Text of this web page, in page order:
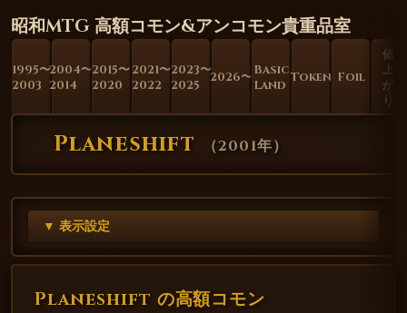
昭和MTG 高額コモン&アンコモン貴重品室
1995〜
2003
2004〜
2014
2015〜
2020
2021〜
2022
2023〜
2025
2026〜 Basic
Land Token Foil
値
上
が
り
Planeshift （2001年）
▼ 表示設定
Planeshift の高額コモン